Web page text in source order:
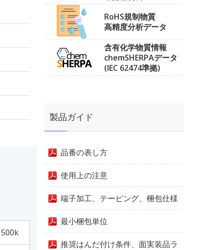
500k
RoHS規制物質
高精度分析データ
含有化学物質情報
chemSHERPAデータ
(IEC 62474準拠)
製品ガイド
品番の表し方
使用上の注意
端子加工、テーピング、梱包仕様
最小梱包単位
推奨はんだ付け条件、面実装品ラ